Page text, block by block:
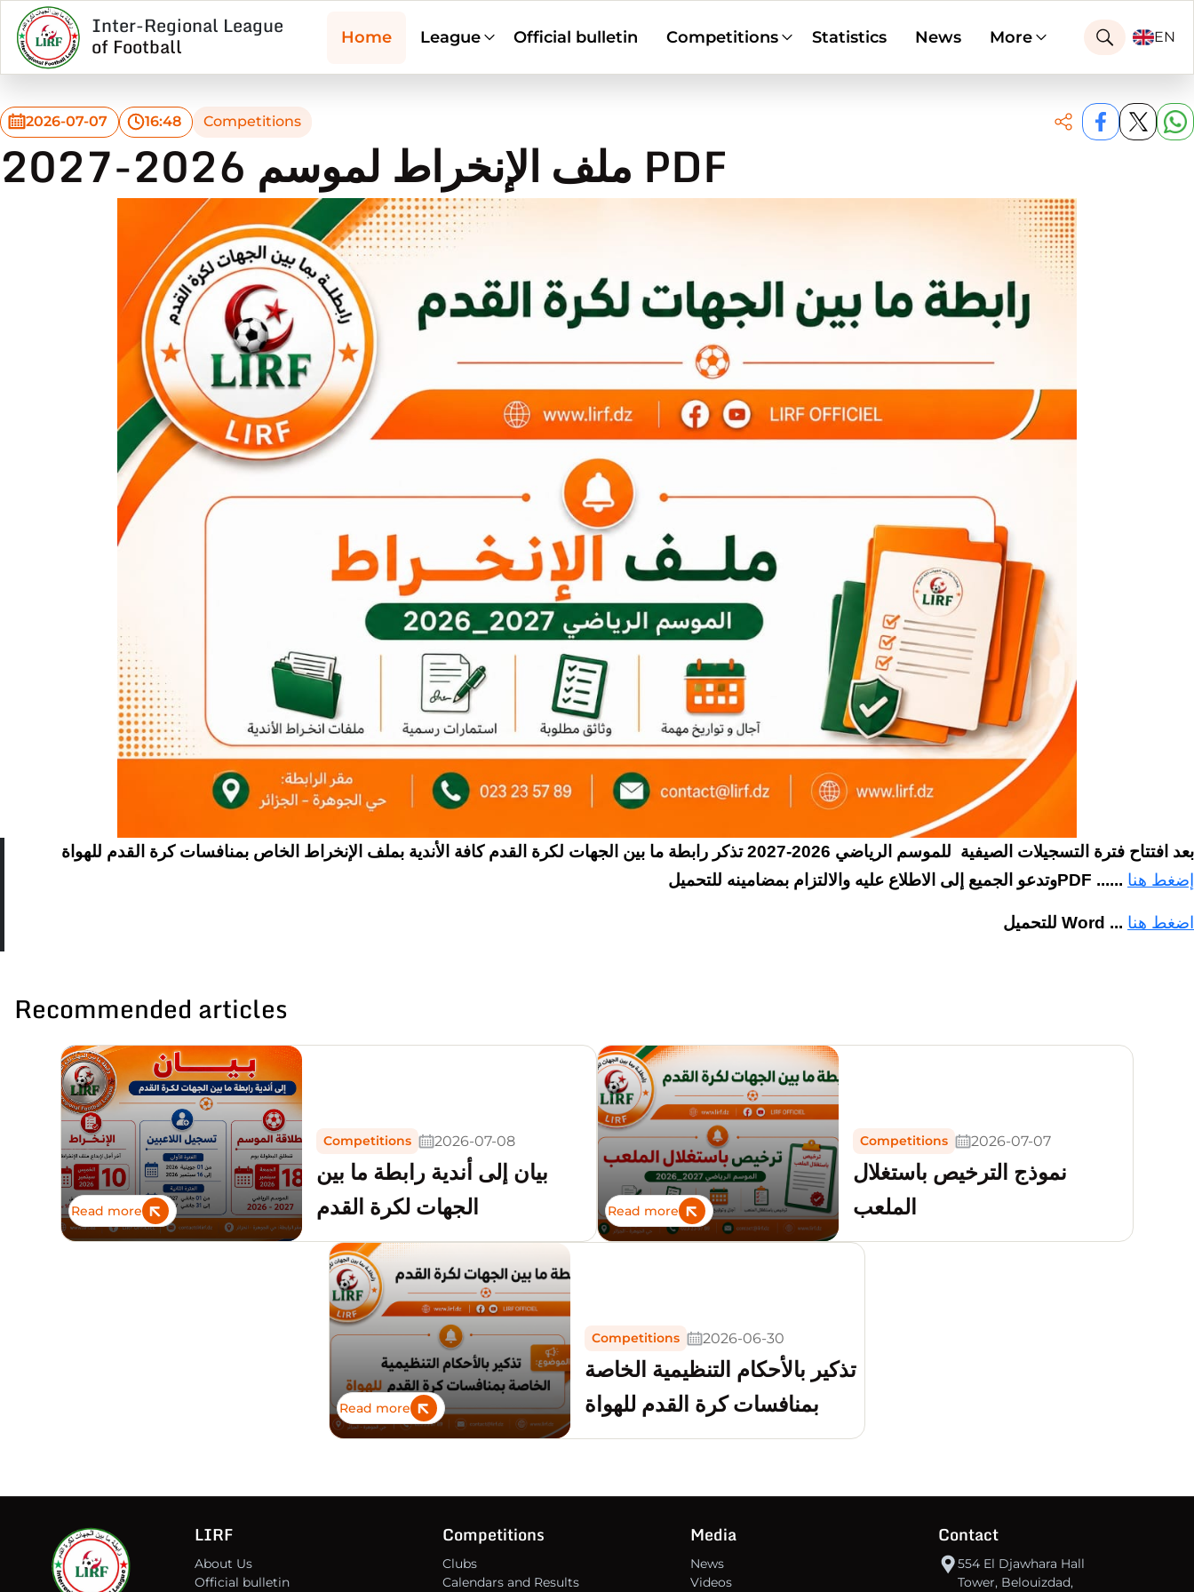
Inter-Regional League
of Football Home League Official bulletin Competitions Statistics News More EN
2026-07-07 16:48 Competitions
ملف الإنخراط لموسم 2026-2027 PDF
بعد افتتاح فترة التسجيلات الصيفية للموسم الرياضي 2026-2027 تذكر ر ابطة ما بين الجهات لكرة القدم كافة الأندية بملف الإنخراط الخاص بمنافسات كرة القدم للهواة
وتدعو الجميع إلى الاطلاع عليه والالتزام بمضامينه للتحميلPDF ...... إضغط هنا
للتحميل Word ... اضغط هنا
Recommended articles
بيان إلى أندية رابطة ما بين
الجهات لكرة القدم
2026-07-08
Competitions
Read more
نموذج الترخيص باستغلال
الملعب
2026-07-07
Competitions
Read more
تذكير بالأحكام التنظيمية الخاصة
بمنافسات كرة القدم للهواة
2026-06-30
Competitions
Read more
LIRF
About Us
Official bulletin
Competitions
Clubs
Calendars and Results
Media
News
Videos
Contact
554 El Djawhara Hall
Tower, Belouizdad,